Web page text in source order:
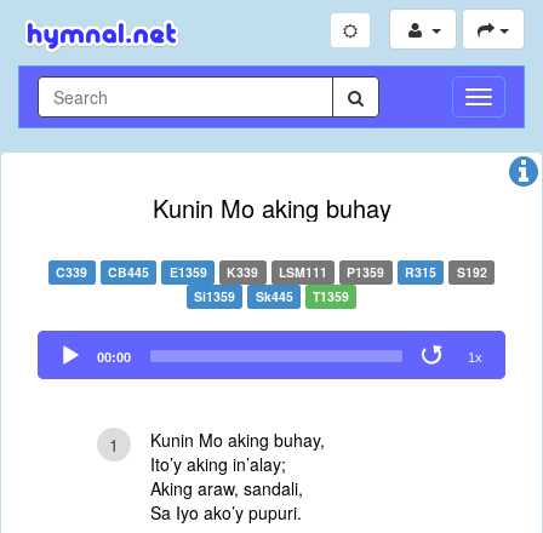
Toggle
Kunin Mo aking buhay
C339 CB445 E1359 K339 LSM111 P1359 R315
S192
Si1359
Sk445 T1359
Audio
Player
00:00 1x
1
Kunin Mo aking buhay,
Ito’y aking in’alay;
Aking araw, sandali,
Sa Iyo ako’y pupuri.